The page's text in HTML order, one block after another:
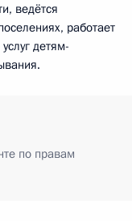
ведётся
работает
детям-
по правам